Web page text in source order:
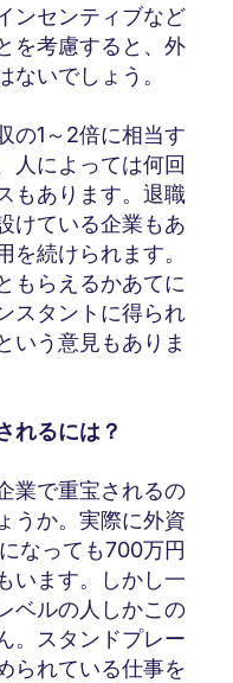
ンセンティブなど
を考慮すると、外
ないでしょう。
の1～2倍に相当す
人によっては何回
もあります。退職
けている企業もあ
を続けられます。
もらえるかあてに
スタントに得られ
いう意見もありま
れるには？
業で重宝されるの
うか。実際に外資
なっても700万円
います。しかし一
ベルの人しかこの
。スタンドプレー
られている仕事を